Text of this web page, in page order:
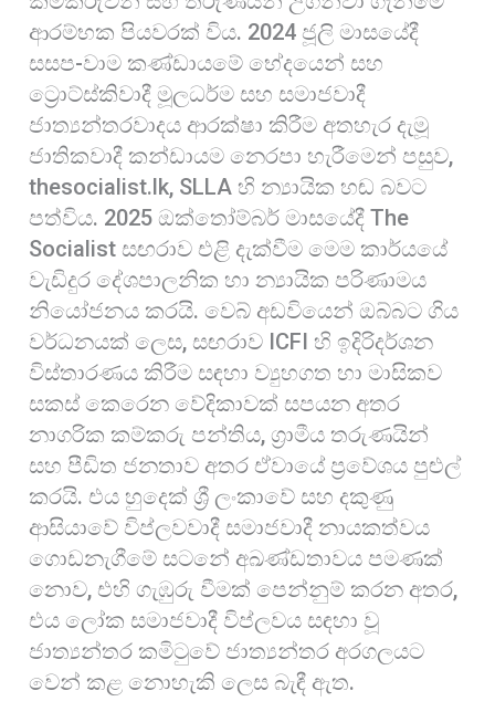
ආරම්භක පියවරක් විය. 2024 ජූලි මාසයේදී
සසප-වාම කණ්ඩායමේ භේදයෙන් සහ
ට්‍රොට්ස්කිවාදී මූලධර්ම සහ සමාජවාදී
ජාත්‍යන්තරවාදය ආරක්ෂා කිරීම අතහැර දැමූ
ජාතිකවාදී කන්ඩායම නෙරපා හැරීමෙන් පසුව,
thesocialist.lk, SLLA හි න්‍යායික හඬ බවට
පත්විය. 2025 ඔක්තෝම්බර් මාසයේදී The
Socialist සඟරාව එළි දැක්වීම මෙම කාර්යයේ
වැඩිදුර දේශපාලනික හා න්‍යායික පරිණාමය
නියෝජනය කරයි. වෙබ් අඩවියෙන් ඔබ්බට ගිය
වර්ධනයක් ලෙස, සඟරාව ICFI හි ඉදිරිදර්ශන
විස්තාරණය කිරීම සඳහා ව්‍යුහගත හා මාසිකව
සකස් කෙරෙන වේදිකාවක් සපයන අතර
නාගරික කම්කරු පන්තිය, ග්‍රාමීය තරුණයින්
සහ පීඩිත ජනතාව අතර ඒවායේ ප්‍රවේශය පුළුල්
කරයි. එය හුදෙක් ශ්‍රී ලංකාවේ සහ දකුණු
ආසියාවේ විප්ලවවාදී සමාජවාදී නායකත්වය
ගොඩනැගීමේ සටනේ අඛණ්ඩතාවය පමණක්
නොව, එහි ගැඹුරු වීමක් පෙන්නුම් කරන අතර,
එය ලෝක සමාජවාදී විප්ලවය සඳහා වූ
ජාත්‍යන්තර කමිටුවේ ජාත්‍යන්තර අරගලයට
වෙන් කළ නොහැකි ලෙස බැඳී ඇත.